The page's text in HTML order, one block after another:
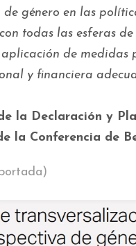
de género en las
todas las esferas de
de medidas
y financiera
la Declaración y
la Conferencia de